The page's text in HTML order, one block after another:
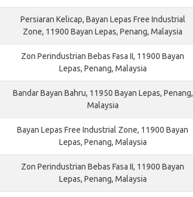
Persiaran Kelicap, Bayan Lepas Free Industrial
Zone, 11900 Bayan Lepas, Penang, Malaysia
Zon Perindustrian Bebas Fasa II, 11900 Bayan
Lepas, Penang, Malaysia
Bandar Bayan Bahru, 11950 Bayan Lepas, Penang,
Malaysia
Bayan Lepas Free Industrial Zone, 11900 Bayan
Lepas, Penang, Malaysia
Zon Perindustrian Bebas Fasa II, 11900 Bayan
Lepas, Penang, Malaysia